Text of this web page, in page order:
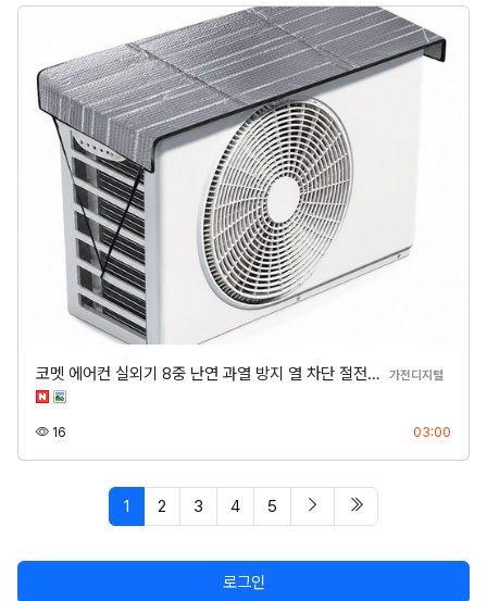
코멧 에어컨 실외기 8중 난연 과열 방지 열 차단 절전… 가전디지털
16 03:00
1 페이지 현재
2 3 4 5 다음 페이지
로그인